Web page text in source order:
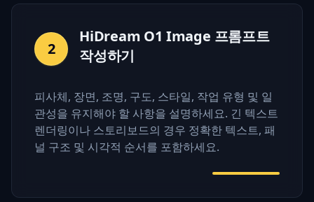
2
HiDream O1 Image 프롬프트
작성하기
피사체, 장면, 조명, 구도, 스타일, 작업 유형 및 일
관성을 유지해야 할 사항을 설명하세요. 긴 텍스트
렌더링이나 스토리보드의 경우 정확한 텍스트, 패
널 구조 및 시각적 순서를 포함하세요.